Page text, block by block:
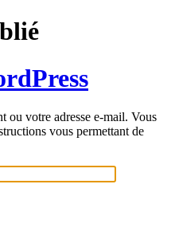
ou votre adresse e-mail. Vous
vous permettant de